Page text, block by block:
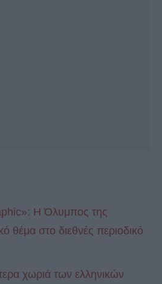
Η Όλυμπος της
θέμα στο διεθνές περιοδικό
χωριά των ελληνικών